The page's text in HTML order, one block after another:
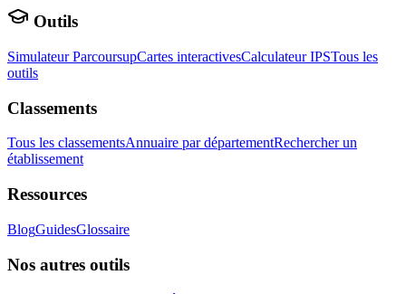
Outils
Simulateur ParcoursupCartes interactivesCalculateur IPSTous les
outils
Classements
Tous les classementsAnnuaire par départementRechercher un
établissement
Ressources
BlogGuidesGlossaire
Nos autres outils